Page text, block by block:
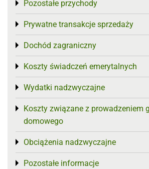
Pozostałe przychody
Toggle menu
Prywatne transakcje sprzedaży
Toggle menu
Dochód zagraniczny
Toggle menu
Koszty świadczeń emerytalnych
Toggle menu
Wydatki nadzwyczajne
Toggle menu
Koszty związane z prowadzeniem
domowego
Toggle menu
Obciążenia nadzwyczajne
Toggle menu
Pozostałe informacje
Toggle menu